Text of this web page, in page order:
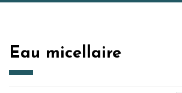
Eau micellaire